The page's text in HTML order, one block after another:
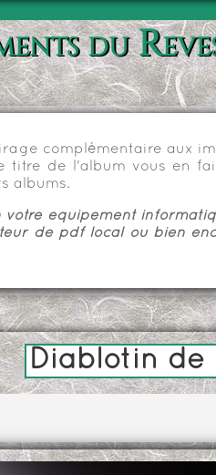
du
complémentaire aux
titre de l'album vous en
albums.
équipement
de pdf local ou bien
Diablotin de